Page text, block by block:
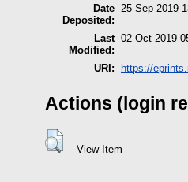
Date
Deposited:
25 Sep 2019
Last
Modified:
02 Oct 2019
URI: https://
Actions (login
View Item